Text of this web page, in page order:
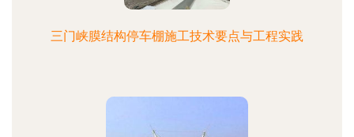
三门峡膜结构停车棚施工技术要点与工程实践